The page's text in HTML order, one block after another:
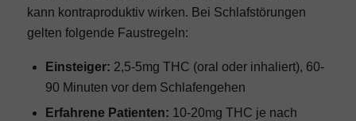
kann kontraproduktiv wirken. Bei Schlafstörungen
gelten folgende Faustregeln:
Einsteiger: 2,5-5mg THC (oral oder inhaliert), 60-
90 Minuten vor dem Schlafengehen
Erfahrene Patienten: 10-20mg THC je nach